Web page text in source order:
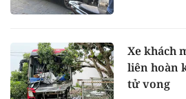
Xe khách
liên hoàn
tử vong